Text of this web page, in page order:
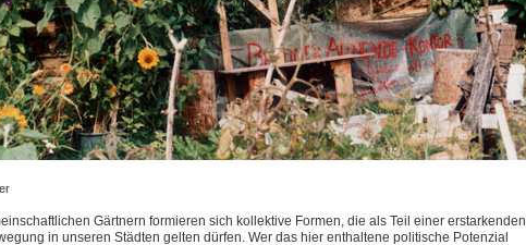
Gärtnern formieren sich kollektive Formen, die als Teil einer erstarkenden
in unseren Städten gelten dürfen. Wer das hier enthaltene politische Potenzial